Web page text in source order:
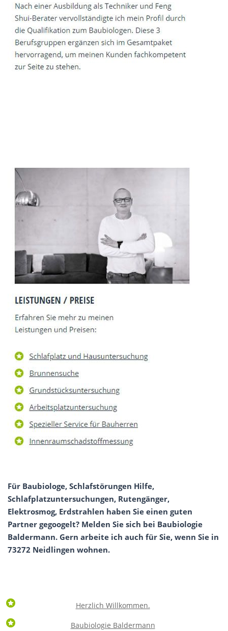
Für Baubiologe, Schlafstörungen Hilfe,
Schlafplatzuntersuchungen, Rutengänger,
Elektrosmog, Erdstrahlen haben Sie einen guten
Partner gegoogelt? Melden Sie sich bei Baubiologie
Baldermann. Gern arbeite ich auch für Sie, wenn Sie in
73272 Neidlingen wohnen.
Herzlich Willkommen.
Baubiologie Baldermann